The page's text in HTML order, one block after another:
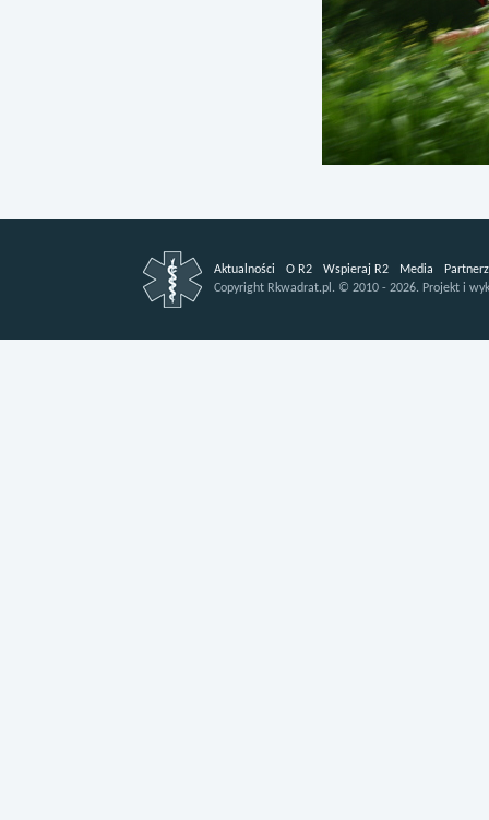
Aktualności O R2 Wspieraj R2 Media
Copyright Rkwadrat.pl. © 2010 - 2026. Projekt i